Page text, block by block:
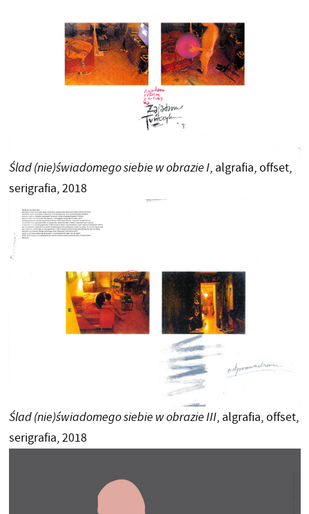
Ślad (nie)świadomego siebie w obrazie I, algrafia, offset,
serigrafia, 2018
Ślad (nie)świadomego siebie w obrazie III, algrafia, offset,
serigrafia, 2018